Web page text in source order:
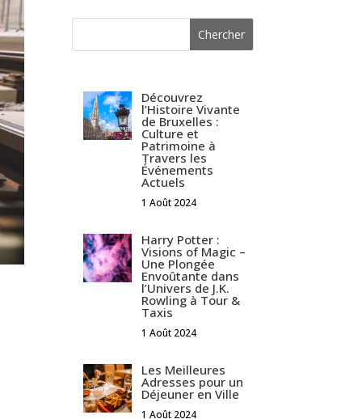
Découvrez
l’Histoire Vivante
de Bruxelles :
Culture et
Patrimoine à
Travers les
Événements
Actuels
1 Août 2024
Harry Potter :
Visions of Magic –
Une Plongée
Envoûtante dans
l’Univers de J.K.
Rowling à Tour &
Taxis
1 Août 2024
Les Meilleures
Adresses pour un
Déjeuner en Ville
1 Août 2024